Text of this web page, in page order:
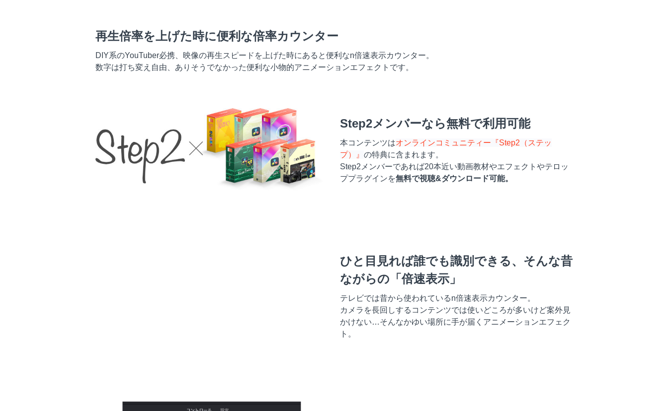
再生倍率を上げた時に便利な倍率カウンター
DIY系のYouTuber必携、映像の再生スピードを上げた時にあると便利なn倍速表示カウンター。
数字は打ち変え自由、ありそうでなかった便利な小物的アニメーションエフェクトです。
Step2メンバーなら無料で利用可能
本コンテンツはオンラインコミュニティー『Step2（ステッ
プ）』 の特典に含まれます。
Step2メンバーであれば20本近い動画教材やエフェクトやテロッ
ププラグインを無料で視聴&ダウンロード可能。
ひと目見れば誰でも識別できる、そんな昔
ながらの「倍速表示」
テレビでは昔から使われているn倍速表示カウンター。
カメラを長回しするコンテンツでは使いどころが多いけど案外見
かけない…そんなかゆい場所に手が届くアニメーションエフェク
ト。